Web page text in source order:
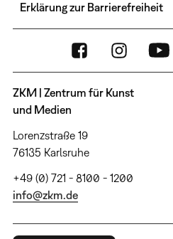
Erklärung zur Barrierefreiheit
ZKM | Zentrum für Kunst
und Medien
Lorenzstraße 19
76135 Karlsruhe
+49 (0) 721 - 8100 - 1200
info@zkm.de